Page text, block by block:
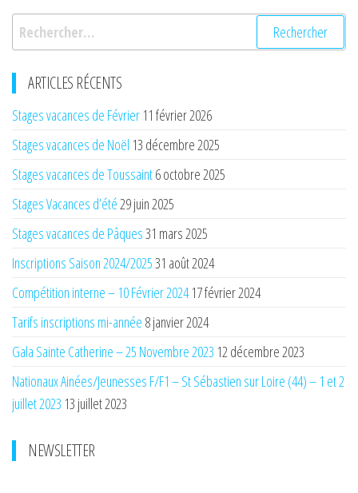
Rechercher :
ARTICLES RÉCENTS
Stages vacances de Février 11 février 2026
Stages vacances de Noël 13 décembre 2025
Stages vacances de Toussaint6 octobre 2025
Stages Vacances d’été29 juin 2025
Stages vacances de Pâques31 mars 2025
Inscriptions Saison 2024/202531 août 2024
Compétition interne – 10 Février 2024 17 février 2024
Tarifs inscriptions mi-année 8 janvier 2024
Gala Sainte Catherine – 25 Novembre 2023 12 décembre 2023
Nationaux Ainées/Jeunesses F/F1 – St Sébastien sur Loire (44) – 1 et 2
juillet 2023 13 juillet 2023
NEWSLETTER